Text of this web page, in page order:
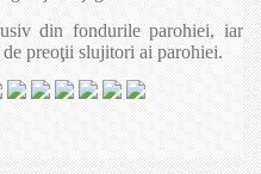
din fondurile parohiei, iar
de preoţii slujitori ai parohiei.